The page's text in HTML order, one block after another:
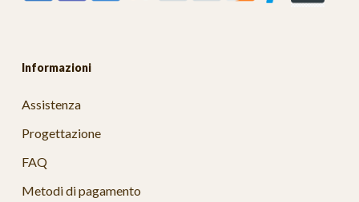
Informazioni
Assistenza
Progettazione
FAQ
Metodi di pagamento